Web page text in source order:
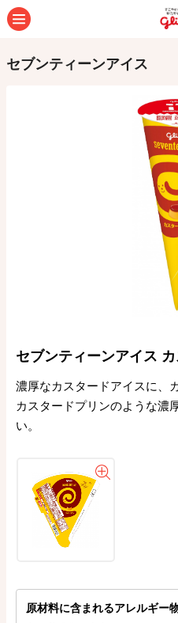
セブンティーンアイス
セブンティーンアイス
濃厚なカスタードアイスに、
カスタードプリンのような濃
い。
原材料に含まれるアレルギー